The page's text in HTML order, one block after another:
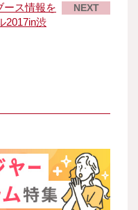
ース情報を
2017in渋
NEXT